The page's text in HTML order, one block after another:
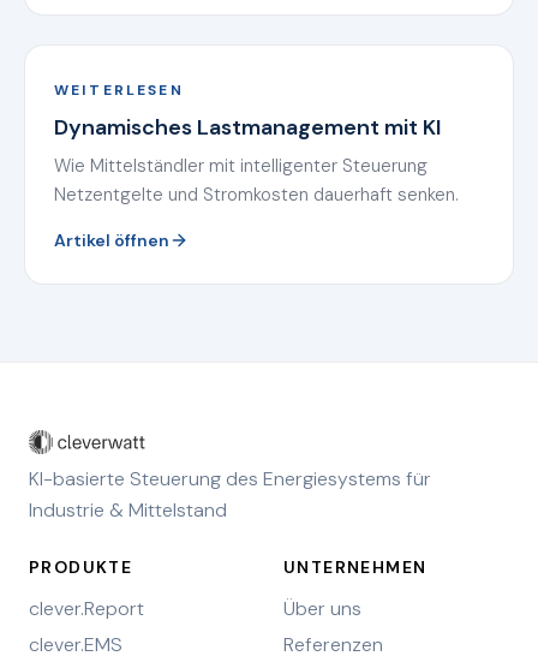
WEITERLESEN
Dynamisches Lastmanagement mit KI
Wie Mittelständler mit intelligenter Steuerung
Netzentgelte und Stromkosten dauerhaft senken.
Artikel öffnen
KI-basierte Steuerung des Energiesystems für
Industrie & Mittelstand
PRODUKTE
clever.Report
clever.EMS
UNTERNEHMEN
Über uns
Referenzen